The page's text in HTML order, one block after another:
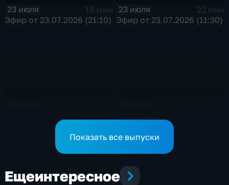
23 июля
19 мин
Эфир от 23.07.2026 (21:10)
23 июля
22 мин
Эфир от 23.07.2026 (11:30)
Показать все выпуски
Ещеинтересное